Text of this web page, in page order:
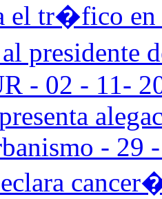
el tr�fico en
presidente
- 02 - 11-
- 29